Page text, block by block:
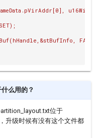
么用的？
位于
升级时候有没有这个文件都